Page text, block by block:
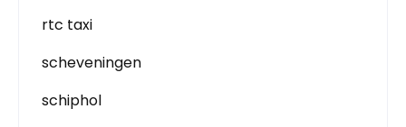
rtc taxi
scheveningen
schiphol